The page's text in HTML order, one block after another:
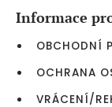
Informace
OBCHODNÍ
OCHRANA
VRÁCENÍ/